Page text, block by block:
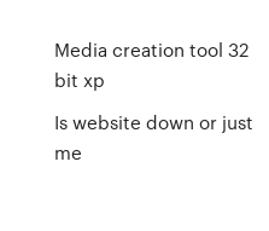
Media creation tool 32
bit xp
Is website down or just
me